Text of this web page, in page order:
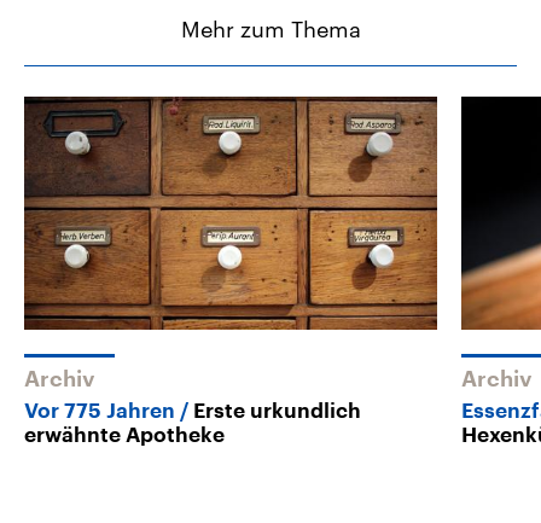
Mehr zum Thema
Archiv
Vor 775 Jahren
Erste urkundlich
erwähnte Apotheke
Archiv